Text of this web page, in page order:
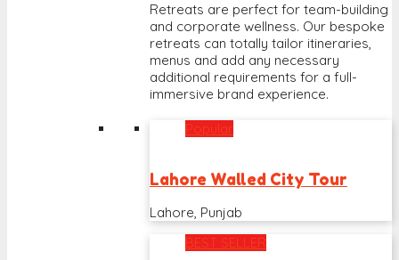
Retreats are perfect for team-building
and corporate wellness. Our bespoke
retreats can totally tailor itineraries,
menus and add any necessary
additional requirements for a full-
immersive brand experience.
Popular
Lahore Walled City Tour
Lahore, Punjab
BEST SELLER